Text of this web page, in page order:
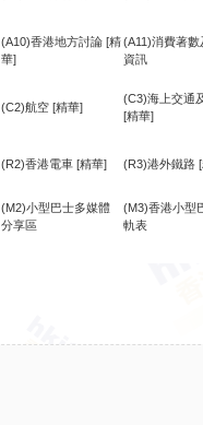
(A10)香港地方討論 [精
華]
(A11)消費著數
資訊
(C2)航空 [精華]
(C3)海上交通
[精華]
(R2)香港電車 [精華] (R3)港外鐵路
(M2)小型巴士多媒體
分享區
(M3)香港小型
軌表